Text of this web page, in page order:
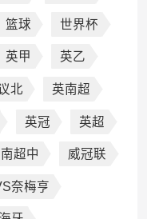
篮球 世界杯
英甲 英乙
北 英南超
英冠 英超
超中 威冠联
奈梅亨